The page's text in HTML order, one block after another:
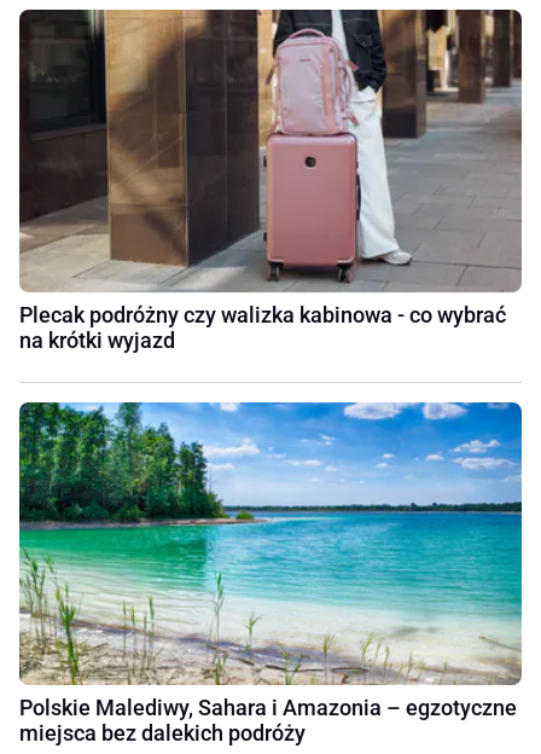
Plecak podróżny czy walizka kabinowa - co wybrać
na krótki wyjazd
Polskie Malediwy, Sahara i Amazonia – egzotyczne
miejsca bez dalekich podróży